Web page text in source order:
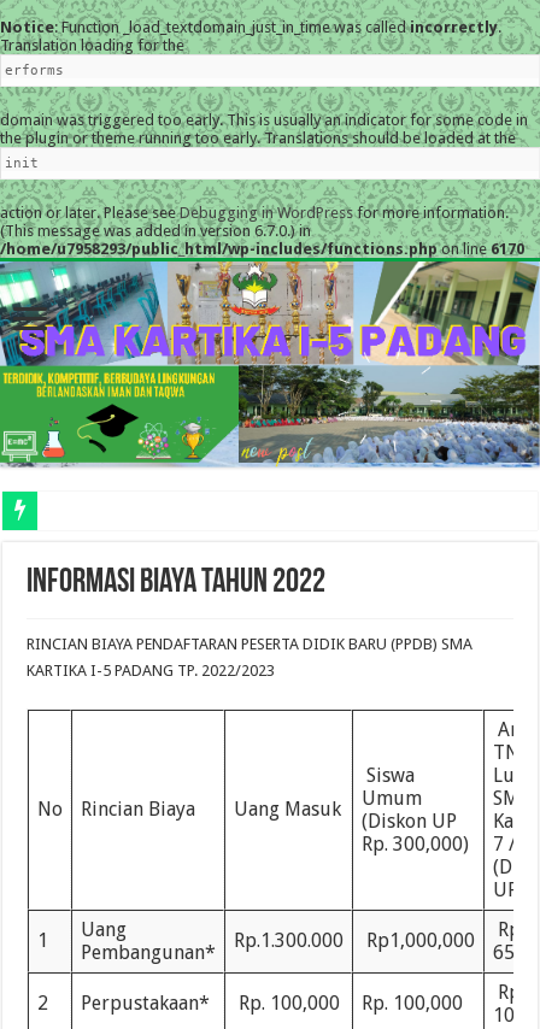
Notice: Function _load_textdomain_just_in_time was calledincorrectly.
Translation loading for the
erforms
domain was triggered too early. This is usually an indicator for some code in
the plugin or theme running too early. Translations should be loaded at the
init
action or later. Please seeDebugging in WordPressfor more information.
(This message was added in version 6.7.0.) in
/home/u7958293/public_html/wp-includes/functions.phpon line 6170
Informasi Biaya Tahun 2022
RINCIAN BIAYA PENDAFTARAN PESERTA DIDIK BARU (PPDB) SMA
KARTIKA I-5 PADANG TP. 2022/2023
No Rincian Biaya Uang Masuk
Siswa
Umum
(Diskon UP
Rp. 300,000)
Anak
TNI/
SMP
7 / I-
UP
1
Uang
Pembangunan*
Rp.1.300.000 Rp1,000,000
Rp.
2 Perpustakaan* Rp. 100,000 Rp. 100,000
Rp.